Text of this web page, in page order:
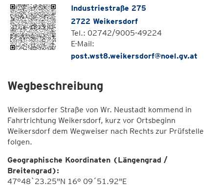
Industriestraße 275
2722 Weikersdorf
Tel.: 02742/9005-49224
E-Mail:
post.wst8.weikersdorf@noel.gv.at
Wegbeschreibung
Weikersdorfer Straße von Wr. Neustadt kommend in
Fahrtrichtung Weikersdorf, kurz vor Ortsbeginn
Weikersdorf dem Wegweiser nach Rechts zur Prüfstelle
folgen.
Geographische Koordinaten (Längengrad /
Breitengrad):
47°48`23.25"N 16° 09´51.92"E